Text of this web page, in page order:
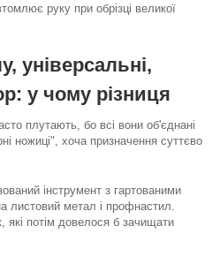
руку при обрізці великої
універсальні,
у чому різниця
плутають, бо всі вони об'єднані
ножиці", хоча призначення суттєво
інструмент з гартованими
листовий метал і профнастил.
які потім довелося б зачищати